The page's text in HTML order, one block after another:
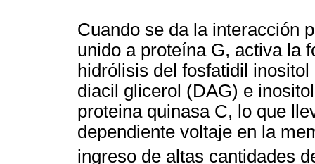
Cuando se da la interacción
unido a proteína G, activa la
hidrólisis del fosfatidil
diacil glicerol (DAG) e
proteina quinasa C, lo que
dependiente voltaje en la
ingreso de altas cantidades